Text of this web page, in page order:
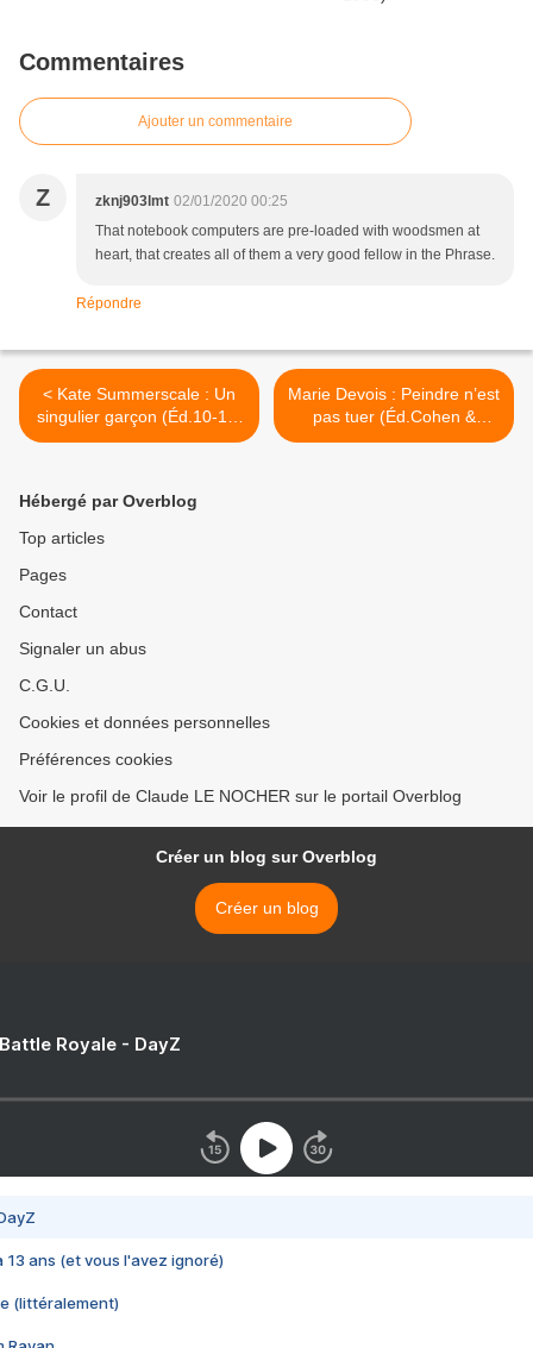
Commentaires
Ajouter un commentaire
Z zknj903lmt 02/01/2020 00:25
That notebook computers are pre-loaded with woodsmen at
heart, that creates all of them a very good fellow in the Phrase.
Répondre
< Kate Summerscale : Un
singulier garçon (Éd.10-18,
2018)
Marie Devois : Peindre n’est
pas tuer (Éd.Cohen &
Cohen, 2018) >
Hébergé par Overblog
Top articles
Pages
Contact
Signaler un abus
C.G.U.
Cookies et données personnelles
Préférences cookies
Voir le profil de Claude LE NOCHER sur le portail Overblog
Créer un blog sur Overblog
Créer un blog
Royale - DayZ
13 ans (et vous l'avez ignoré)
(littéralement)